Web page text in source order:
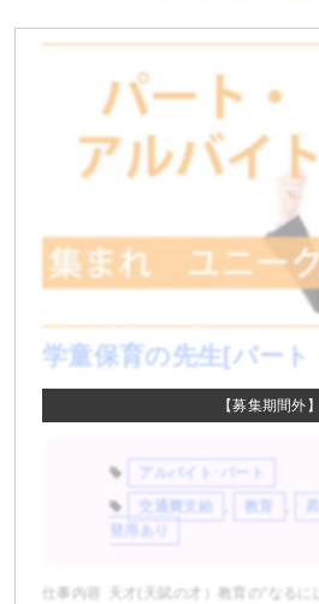
学童保育の先生[パー
【募集期間外】
アルバイト･パート
交通費支給
教育
登用あり
仕事内容 天才(天賦の才）教育の“なるに